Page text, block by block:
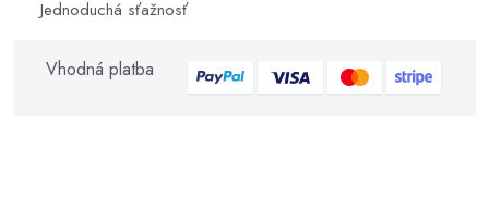
Jednoduchá sťažnosť
Vhodná platba